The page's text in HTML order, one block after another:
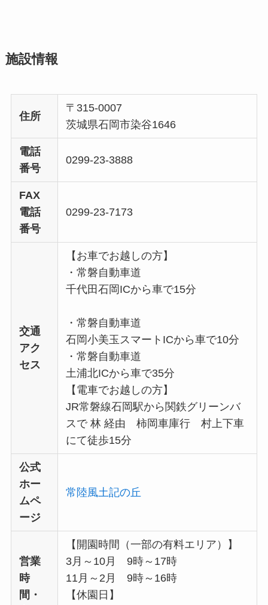
施設情報
住所
〒315-0007
茨城県石岡市染谷1646
電話
番号
0299-23-3888
FAX
電話
番号
0299-23-7173
交通
アク
セス
【お車でお越しの方】
・常磐自動車道
千代田石岡ICから車で15分
・常磐自動車道
石岡小美玉スマートICから車で10分
・常磐自動車道
土浦北ICから車で35分
【電車でお越しの方】
JR常磐線石岡駅から関鉄グリーンバ
スで 林 経由 柿岡車庫行 村上下車
にて徒歩15分
公式
ホー
ムペ
ージ
常陸風土記の丘
営業
時
間・
【開園時間（一部の有料エリア）】
3月～10月 9時～17時
11月～2月 9時～16時
【休園日】